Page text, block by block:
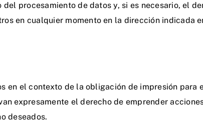
procesamiento de datos y, si es necesario, el
en cualquier momento en la dirección indicada
en el contexto de la obligación de impresión
expresamente el derecho de emprender
deseados.